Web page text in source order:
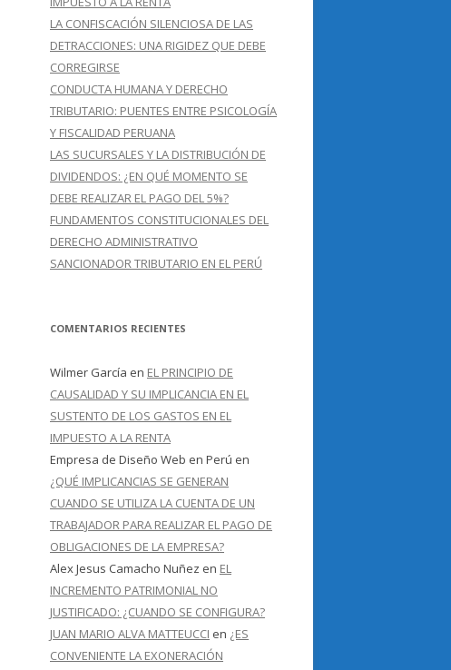
LA CONFISCACIÓN SILENCIOSA DE LAS
DETRACCIONES: UNA RIGIDEZ QUE DEBE
CORREGIRSE
CONDUCTA HUMANA Y DERECHO
TRIBUTARIO: PUENTES ENTRE PSICOLOGÍA
Y FISCALIDAD PERUANA
LAS SUCURSALES Y LA DISTRIBUCIÓN DE
DIVIDENDOS: ¿EN QUÉ MOMENTO SE
DEBE REALIZAR EL PAGO DEL 5%?
FUNDAMENTOS CONSTITUCIONALES DEL
DERECHO ADMINISTRATIVO
SANCIONADOR TRIBUTARIO EN EL PERÚ
COMENTARIOS RECIENTES
Wilmer García en EL PRINCIPIO DE
CAUSALIDAD Y SU IMPLICANCIA EN EL
SUSTENTO DE LOS GASTOS EN EL
IMPUESTO A LA RENTA
Empresa de Diseño Web en Perú en
¿QUÉ IMPLICANCIAS SE GENERAN
CUANDO SE UTILIZA LA CUENTA DE UN
TRABAJADOR PARA REALIZAR EL PAGO DE
OBLIGACIONES DE LA EMPRESA?
Alex Jesus Camacho Nuñez en EL
INCREMENTO PATRIMONIAL NO
JUSTIFICADO: ¿CUANDO SE CONFIGURA?
JUAN MARIO ALVA MATTEUCCI en ¿ES
CONVENIENTE LA EXONERACIÓN